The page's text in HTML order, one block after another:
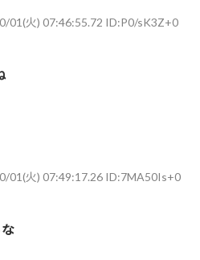
01(火) 07:46:55.72 ID:P0/sK3Z+0
01(火) 07:49:17.26 ID:7MA50Is+0